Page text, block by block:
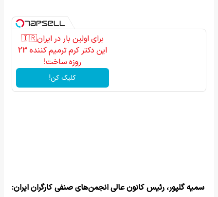
برای اولین بار در ایران🇮🇷
این دکتر کرم ترمیم کننده 23
روزه ساخت!
کلیک کن!
سمیه گلپور، رئیس کانون عالی انجمن‌های صنفی کارگران ایران: